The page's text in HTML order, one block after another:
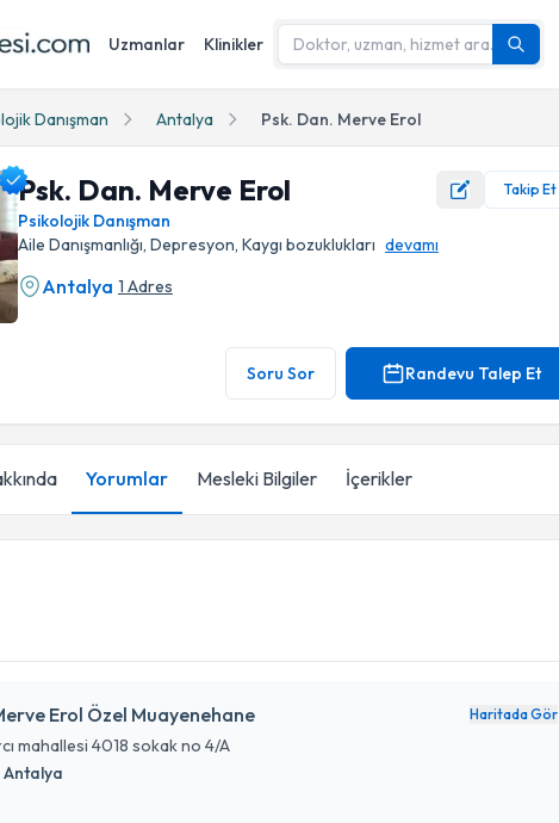
Uzmanlar Klinikler
Danışman Antalya Psk. Dan. Merve Erol
Psk. Dan. Merve Erol Takip Et
Psikolojik Danışman
Aile Danışmanlığı, Depresyon, Kaygı bozuklukları devamı
Antalya 1 Adres
Soru Sor Randevu Talep Et
Yorumlar Mesleki Bilgiler İçerikler
Erol Özel Muayenehane Haritada Gör
mahallesi 4018 sokak no 4/A
Antalya